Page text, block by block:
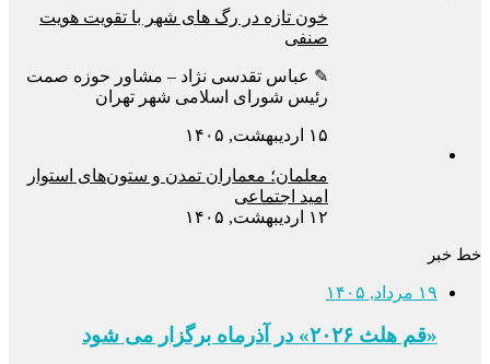
خون تازه در رگ های شهر با تقویت هویت
صنفی
✎ عباس تقدسی نژاد – مشاور حوزه صمت
رئیس شورای اسلامی شهر تهران
۱۵ اردیبهشت, ۱۴۰۵
معلمان؛ معماران تمدن و ستون‌های استوار
امید اجتماعی
۱۲ اردیبهشت, ۱۴۰۵
خط خبر
۱۹ مرداد, ۱۴۰۵
«قم هلث ۲۰۲۶» در آذرماه برگزار می شود